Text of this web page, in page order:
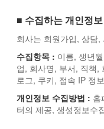
■ 수집하는 개인정
회사는 회원가입, 상담
수집항목 : 이름, 생년
업, 회사명, 부서, 직책,
로그, 쿠키, 접속 IP 정
개인정보 수집방법 : 홈
터의 제공, 생성정보수